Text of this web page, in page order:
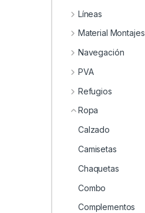
Líneas
Material Montajes
Navegación
PVA
Refugios
Ropa
Calzado
Camisetas
Chaquetas
Combo
Complementos